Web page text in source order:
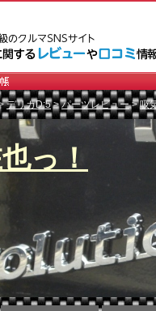
デリカD:5>パーツレビュー>吸
っ！